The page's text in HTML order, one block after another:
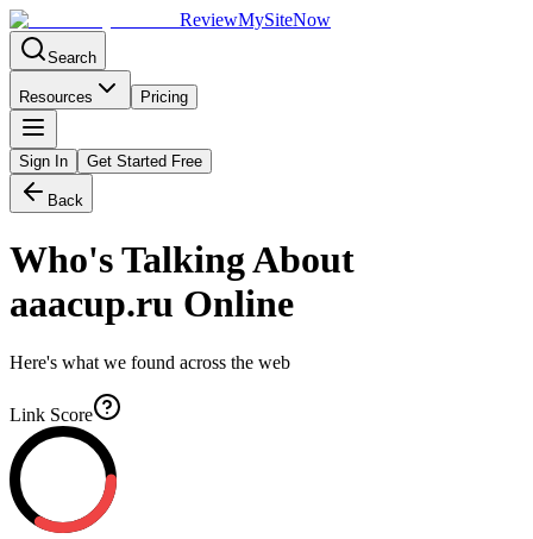
ReviewMySiteNow
Search
Resources Pricing
Sign In Get Started Free
Back
Who's Talking About
aaacup.ru Online
Here's what we found across the web
Link Score